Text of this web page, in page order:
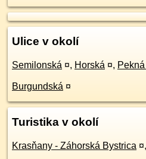
Ulice v okolí
Semilonská ¤, Horská ¤,
Burgundská ¤
Turistika v okolí
Krasňany - Záhorská Bystrica ¤,